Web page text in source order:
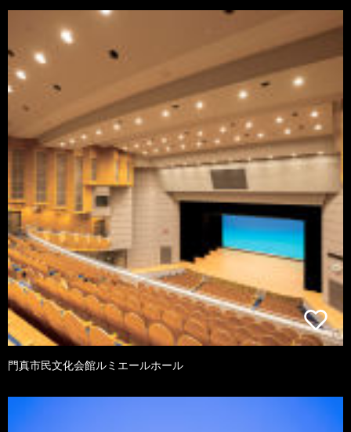
門真市民文化会館ルミエールホール